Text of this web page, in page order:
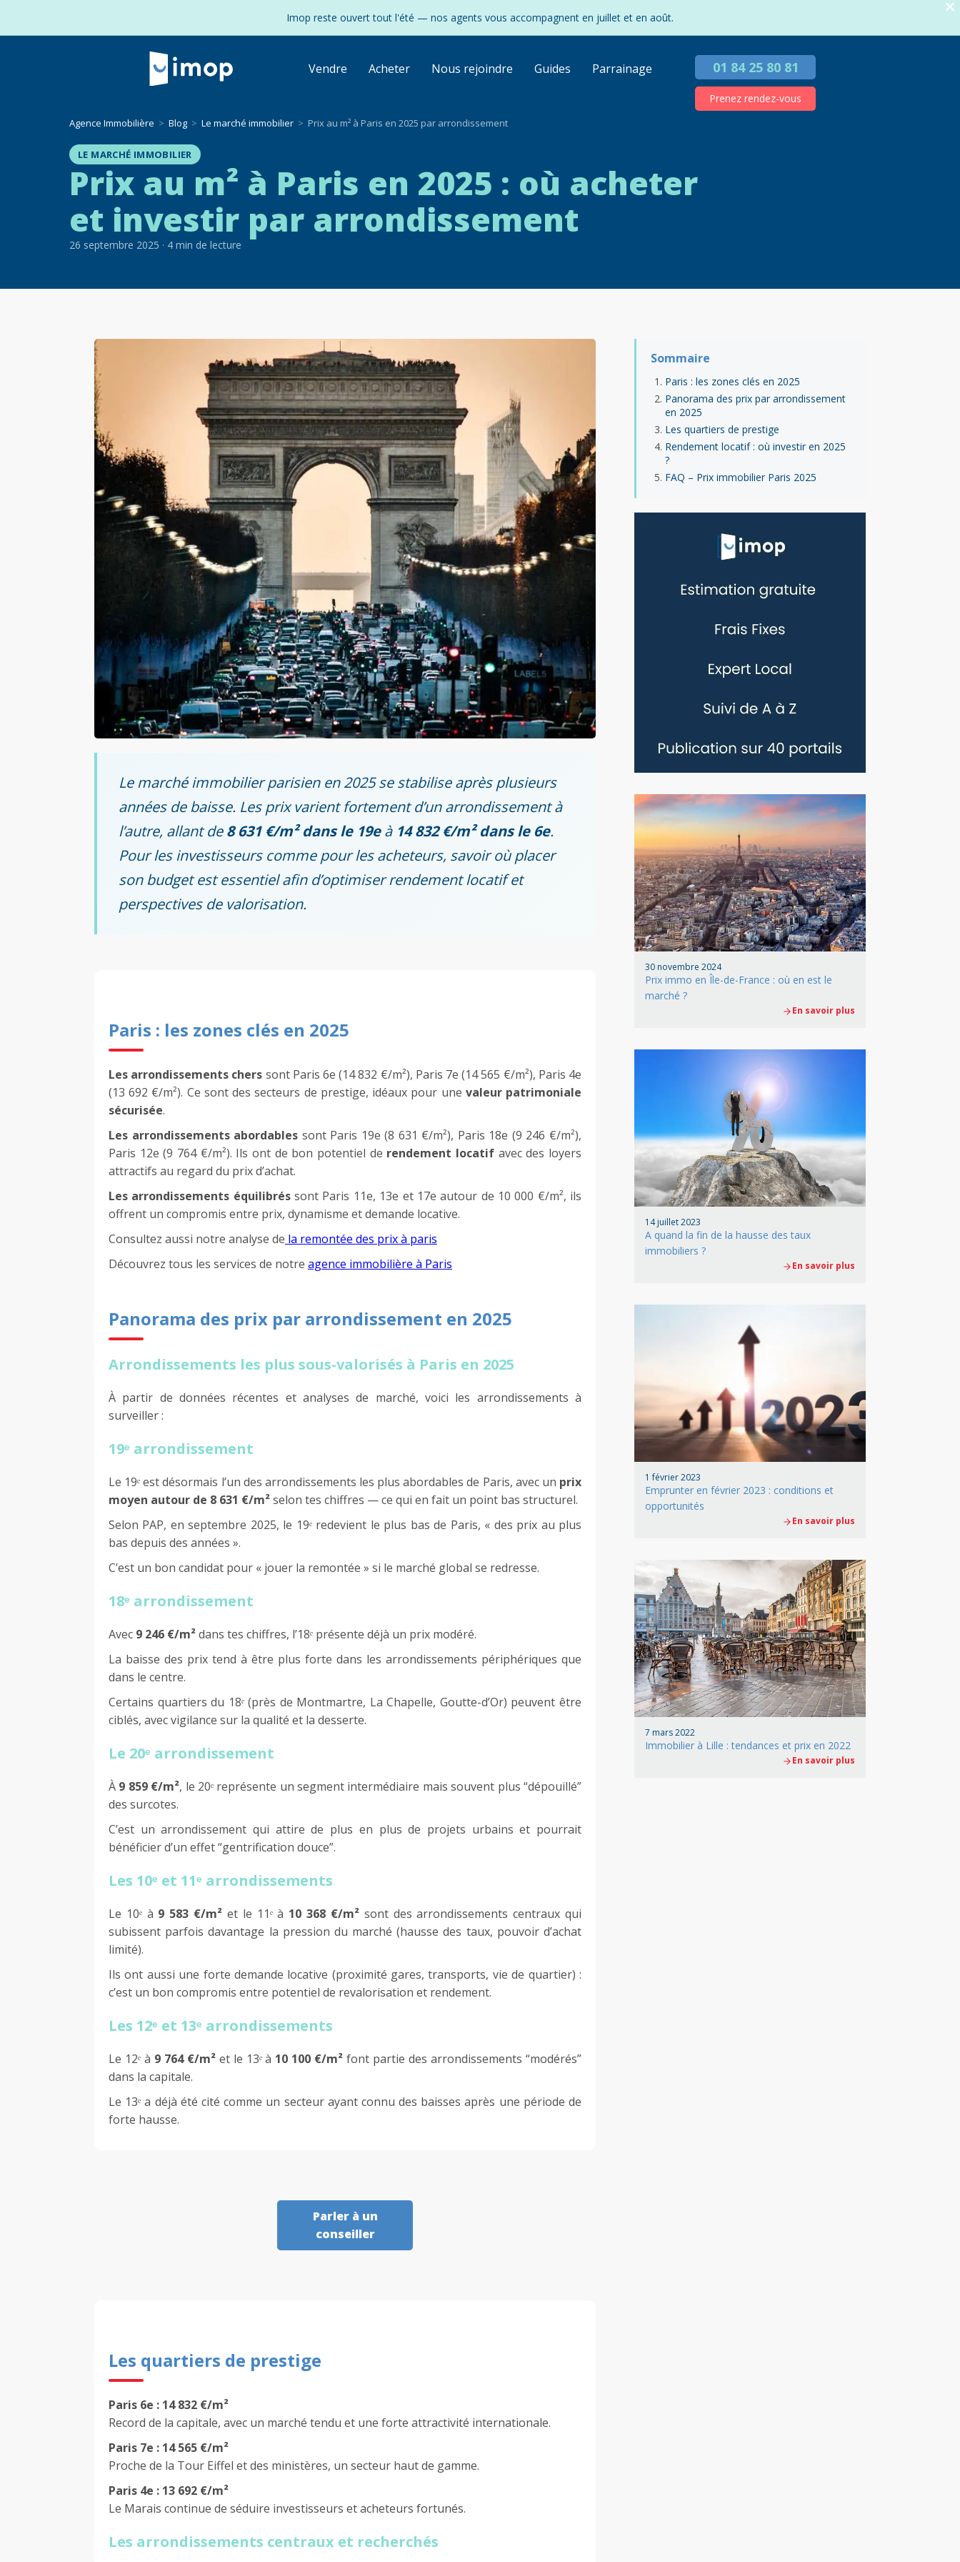
Imop reste ouvert tout l'été — nos agents vous accompagnent en juillet et en août.
Vendre Acheter Nous rejoindre Guides Parrainage 01 84 25 80 81
Prenez rendez-vous
Agence Immobilière Blog Le marché immobilier Prix au m² à Paris en 2025 par arrondissement
LE MARCHÉ IMMOBILIER
Prix au m² à Paris en 2025 : où acheter
et investir par arrondissement
26 septembre 2025 · 4 min de lecture
Le marché immobilier parisien en 2025 se stabilise après plusieurs
années de baisse. Les prix varient fortement d’un arrondissement à
l’autre, allant de8 631 €/m² dans le 19eà 14 832 €/m² dans le 6e.
Pour les investisseurs comme pour les acheteurs, savoir où placer
son budget est essentiel afin d’optimiser rendement locatif et
perspectives de valorisation.
Paris : les zones clés en 2025
Les arrondissements chers sont Paris 6e (14 832 €/m²), Paris 7e (14 565 €/m²), Paris 4e
(13 692 €/m²). Ce sont des secteurs de prestige, idéaux pour une valeur patrimoniale
sécurisée.
Les arrondissements abordables sont Paris 19e (8 631 €/m²), Paris 18e (9 246 €/m²),
Paris 12e (9 764 €/m²). Ils ont de bon potentiel de rendement locatif avec des loyers
attractifs au regard du prix d’achat.
Les arrondissements équilibréssont Paris 11e, 13e et 17e autour de 10 000 €/m², ils
offrent un compromis entre prix, dynamisme et demande locative.
Consultez aussi notre analyse de la remontée des prix à paris
Découvrez tous les services de notre agence immobilière à Paris
Panorama des prix par arrondissement en 2025
Arrondissements les plus sous-valorisés à Paris en 2025
À partir de données récentes et analyses de marché, voici les arrondissements à
surveiller :
19ᵉ arrondissement
Le 19ᵉ est désormais l’un des arrondissements les plus abordables de Paris, avec un prix
moyen autour de 8 631 €/m²selon tes chiffres — ce qui en fait un point bas structurel.
Selon PAP, en septembre 2025, le 19ᵉ redevient le plus bas de Paris, « des prix au plus
bas depuis des années ».
C’est un bon candidat pour « jouer la remontée » si le marché global se redresse.
18ᵉ arrondissement
Avec 9 246 €/m²dans tes chiffres, l’18ᵉ présente déjà un prix modéré.
La baisse des prix tend à être plus forte dans les arrondissements périphériques que
dans le centre.
Certains quartiers du 18ᵉ (près de Montmartre, La Chapelle, Goutte-d’Or) peuvent être
ciblés, avec vigilance sur la qualité et la desserte.
Le 20ᵉ arrondissement
À 9 859 €/m², le 20ᵉ représente un segment intermédiaire mais souvent plus “dépouillé”
des surcotes.
C’est un arrondissement qui attire de plus en plus de projets urbains et pourrait
bénéficier d’un effet “gentrification douce”.
Les 10ᵉ et 11ᵉ arrondissements
Le 10ᵉ à 9 583 €/m² et le 11ᵉ à 10 368 €/m²sont des arrondissements centraux qui
subissent parfois davantage la pression du marché (hausse des taux, pouvoir d’achat
limité).
Ils ont aussi une forte demande locative (proximité gares, transports, vie de quartier) :
c’est un bon compromis entre potentiel de revalorisation et rendement.
Les 12ᵉ et 13ᵉ arrondissements
Le 12ᵉ à 9 764 €/m²et le 13ᵉ à 10 100 €/m² font partie des arrondissements “modérés”
dans la capitale.
Le 13ᵉ a déjà été cité comme un secteur ayant connu des baisses après une période de
forte hausse.
Parler à un
conseiller
Les quartiers de prestige
Paris 6e : 14 832 €/m²
Record de la capitale, avec un marché tendu et une forte attractivité internationale.
Paris 7e : 14 565 €/m²
Proche de la Tour Eiffel et des ministères, un secteur haut de gamme.
Paris 4e : 13 692 €/m²
Le Marais continue de séduire investisseurs et acheteurs fortunés.
Les arrondissements centraux et recherchés
Sommaire
Paris : les zones clés en 2025
Panorama des prix par arrondissement
en 2025
Les quartiers de prestige
Rendement locatif : où investir en 2025
?
FAQ – Prix immobilier Paris 2025
30 novembre 2024
Prix immo en Île-de-France : où en est le
marché ?
En savoir plus
14 juillet 2023
A quand la fin de la hausse des taux
immobiliers ?
En savoir plus
1 février 2023
Emprunter en février 2023 : conditions et
opportunités
En savoir plus
7 mars 2022
Immobilier à Lille : tendances et prix en 2022
En savoir plus